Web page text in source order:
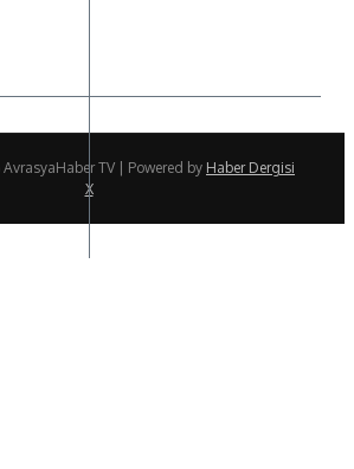
TV | Powered by Haber Dergisi
X